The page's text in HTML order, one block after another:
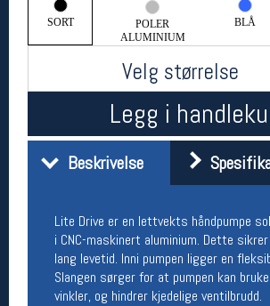
SORT
POLER
ALUMINIUM
BLÅ
Velg størrelse
Legg i
Beskrivelse
Lite Drive er en lettvekts håndpumpe
i CNC-maskinert aluminium. Dette
lang levetid. Inni pumpen ligger en
Slangen sørger for at pumpen kan
vinkler, og hindrer kjedelige ventilbrudd.
Her finner du oss
0183 Oslo
Telefon: 23 32 62 00
(telefontid man-fredag klokken 10-13)
Vis i kart
Om oss
Åpningstider butikk
Man-Fredag:
11-18
Lørdag:
11-16